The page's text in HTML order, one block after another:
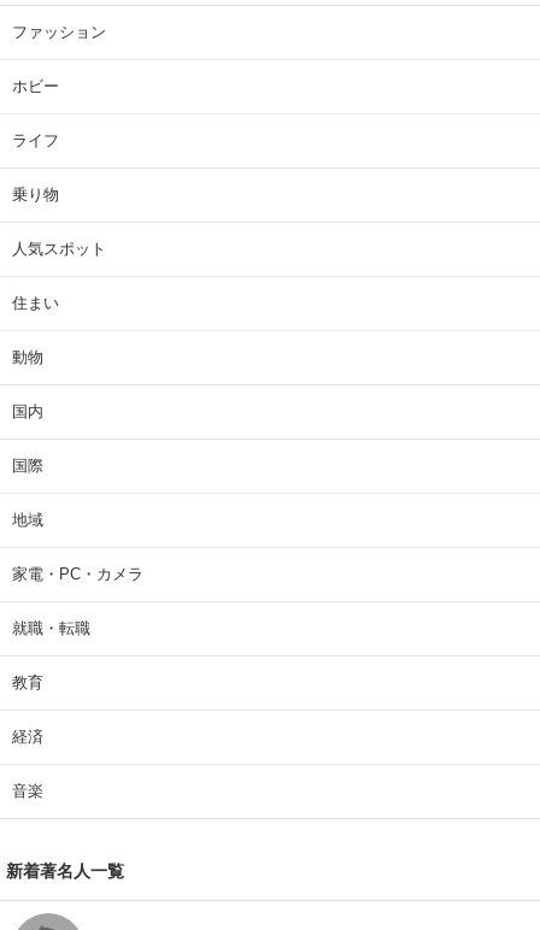
ファッション
ホビー
ライフ
乗り物
人気スポット
住まい
動物
国内
国際
地域
家電・PC・カメラ
就職・転職
教育
経済
音楽
新着著名人一覧